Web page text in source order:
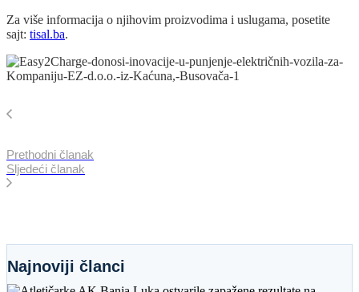
Za više informacija o njihovim proizvodima i uslugama, posetite
sajt: tisal.ba.
Prethodni članak
Sljedeći članak
Najnoviji članci